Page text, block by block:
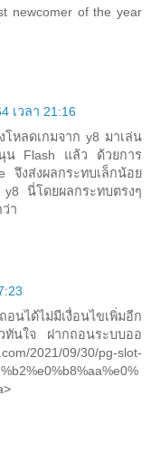
newcomer of the year
เวลา 21:16
โหลดเกมจาก y8 มาเล่น
น Flash แล้ว ด้วยการ
งส่งผลกระทบเล็กน้อย
นี่โดยผลกระทบตรงๆ
า
ได้ไม่มีเงื่อนไขเพิ่มอีก
ทันใจ ฝากถอนระบบออ
2021/09/30/pg-slot-